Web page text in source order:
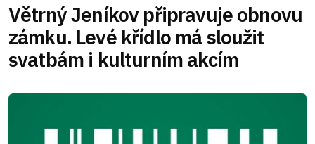
Větrný Jeníkov připravuje obnovu
zámku. Levé křídlo má sloužit
svatbám i kulturním akcím